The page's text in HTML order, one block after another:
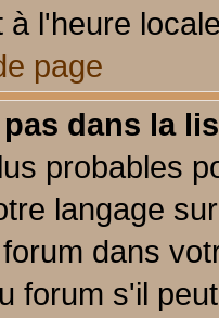
à l'heure
page
dans la
probables
langage
dans
forum s'il